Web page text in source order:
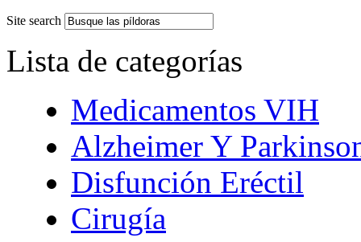
Site search
Lista de categorías
Medicamentos VIH
Alzheimer Y
Disfunción Eréctil
Cirugía